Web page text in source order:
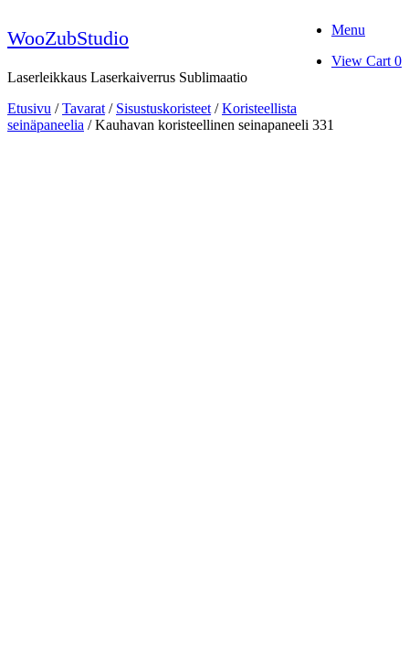
to
content
WooZubStudio
Laserleikkaus Laserkaiverrus Sublimaatio
Menu
View
View Cart 0
Etusivu /Tavarat / Sisustuskoristeet /Koristeellista
seinäpaneelia / Kauhavan koristeellinen seinapaneeli 331